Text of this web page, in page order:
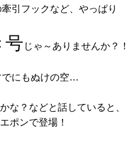
引フックなど、やっぱり
号 じゃ～ありませんか？！
でにもぬけの空…
な？などと話していると、
ポンで登場！